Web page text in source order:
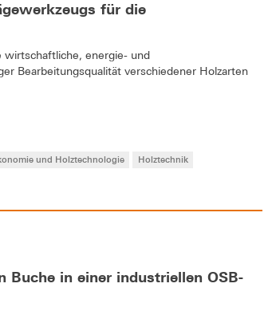
für die
wirtschaftliche, energie- und
Bearbeitungsqualität verschiedener Holzarten
und Holztechnologie
Holztechnik
Buche in einer industriellen OSB-